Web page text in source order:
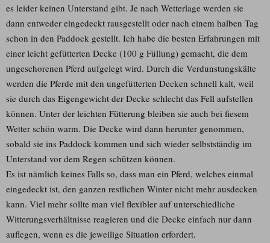
es leider keinen Unterstand gibt. Je nach Wetterlage werden sie
dann entweder eingedeckt rausgestellt oder nach einem halben Tag
schon in den Paddock gestellt. Ich habe die besten Erfahrungen mit
einer leicht gefütterten Decke (100 g Füllung) gemacht, die dem
ungeschorenen Pferd aufgelegt wird. Durch die Verdunstungskälte
werden die Pferde mit den ungefütterten Decken schnell kalt, weil
sie durch das Eigengewicht der Decke schlecht das Fell aufstellen
können. Unter der leichten Fütterung bleiben sie auch bei fiesem
Wetter schön warm. Die Decke wird dann herunter genommen,
sobald sie ins Paddock kommen und sich wieder selbstständig im
Unterstand vor dem Regen schützen können.
Es ist nämlich keines Falls so, dass man ein Pferd, welches einmal
eingedeckt ist, den ganzen restlichen Winter nicht mehr ausdecken
kann. Viel mehr sollte man viel flexibler auf unterschiedliche
Witterungsverhältnisse reagieren und die Decke einfach nur dann
auflegen, wenn es die jeweilige Situation erfordert.